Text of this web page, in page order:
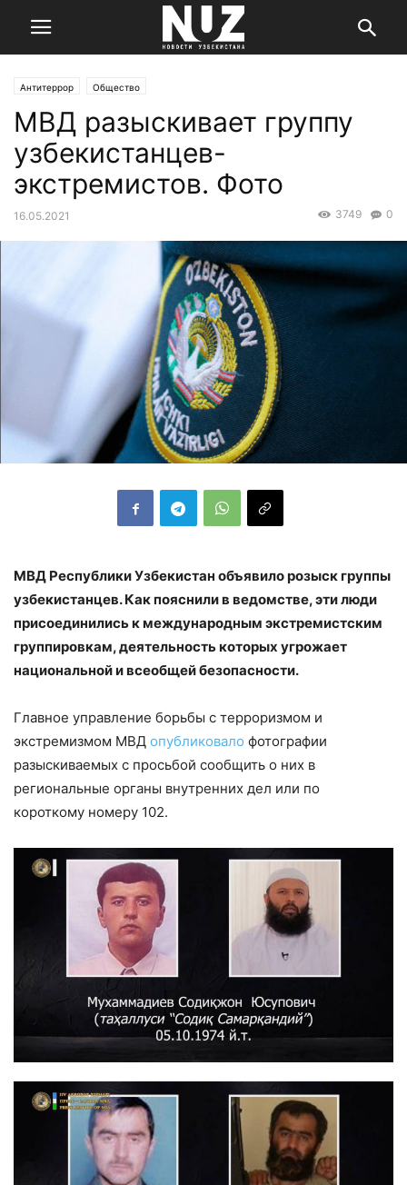
Антитеррор Общество
МВД разыскивает группу
узбекистанцев-
экстремистов. Фото
16.05.2021 0
3749
МВД Республики Узбекистан объявило розыск группы
узбекистанцев. Как пояснили в ведомстве, эти люди
присоединились к международным экстремистским
группировкам, деятельность которых угрожает
национальной и всеобщей безопасности.
Главное управление борьбы с терроризмом и
экстремизмом МВД опубликовало фотографии
разыскиваемых с просьбой сообщить о них в
региональные органы внутренних дел или по
короткому номеру 102.